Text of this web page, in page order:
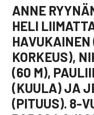
ANNE
HELI
KORKEUS),
(60 M),
(KUULA) JA
(PITUUS). 8-